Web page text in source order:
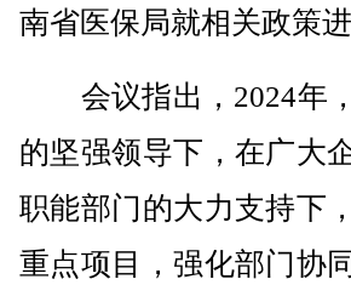
南省医保局就相关政策
会议指出，2024年
的坚强领导下，在广大
职能部门的大力支持下
重点项目，强化部门协